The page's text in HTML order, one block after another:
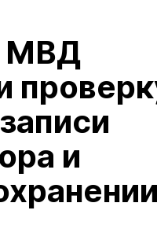
МВД
и